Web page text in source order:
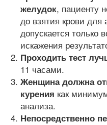
желудок, пациенту
до взятия крови для
допускается только
искажения
Проходить тест
11 часами.
Женщина должна
курения как
анализа.
Непосредственно